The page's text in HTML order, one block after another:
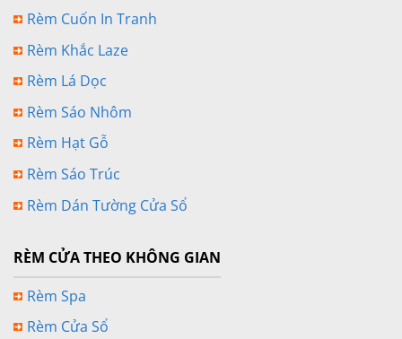
Rèm Cuốn In Tranh
Rèm Khắc Laze
Rèm Lá Dọc
Rèm Sáo Nhôm
Rèm Hạt Gỗ
Rèm Sáo Trúc
Rèm Dán Tường Cửa Sổ
RÈM CỬA THEO KHÔNG GIAN
Rèm Spa
Rèm Cửa Sổ